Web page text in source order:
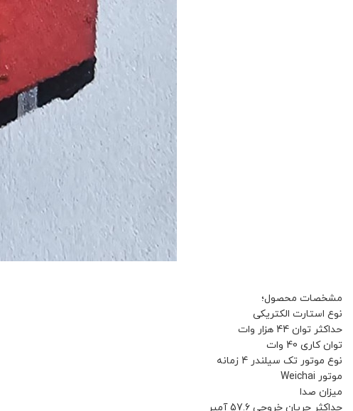
مشخصات محصول؛
نوع استارت الکتریکی
حداکثر توان 44 هزار وات
توان کاری 40 وات
نوع موتور تک سیلندر 4 زمانه
موتور Weichai
میزان صدا
حداکثر جریان خروجی 57.6 آمپر